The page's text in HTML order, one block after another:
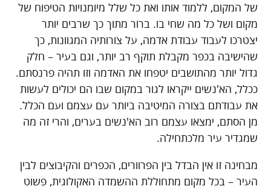
של המקום, ללמוד אותו ואת כל שלל מיומנויות הטיפוח של
מקום ושל כל מה שחי בו. ברור מתוך כך שרבים יותר
יצטרכו לעבוד עבודת אדמה, על צורותיה המגוונות, כך
שהישיבה בכפר מקבלת תוקף רב יותר, וגם בעיר – חלק
גדול יותר מהתושבים יטפחו את האדמה וזו תהיה פרנסתם.
ככלל, הא'נשים ייקראו לגור במקום שבו הם יכולים לעשות
את עבודתם בצורה המיטיבה ביותר עם עצמם ועם הכלל.
מן הסתם, ימצאו עצמם רוב הא'נשים בערים, והרי זה מה
שמגדיר עיר מלכתחילה.
מבחינה זו אין הבדל בין הפרוורים, הכפרים והקיבוצים לבין
העיר – בכל מקום מתחוללת ההשמדה האקולוגית, פשוט